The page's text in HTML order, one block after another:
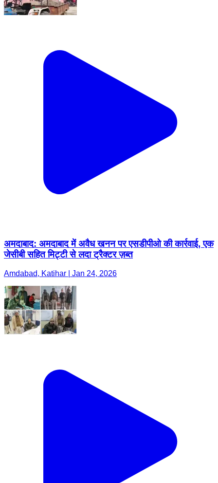
अमदाबाद: अमदाबाद में अवैध खनन पर एसडीपीओ की कार्रवाई, एक
जेसीबी सहित मिट्टी से लदा ट्रैक्टर ज़ब्त
Amdabad, Katihar | Jan 24, 2026